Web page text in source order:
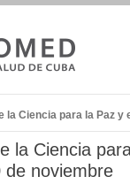
la Ciencia para la Paz
la Ciencia
de noviembre